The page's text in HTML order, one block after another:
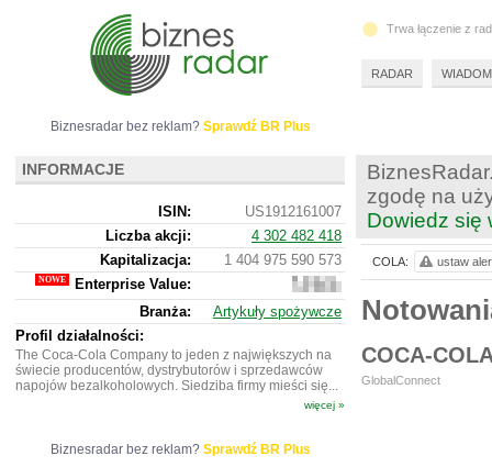
zgodę na
Dowiedz się
COCA-
GlobalConnect
COLA: ustaw
Biznesradar bez reklam? Sprawdź BR Plus
INFORMACJE
ISIN:
US1912161007
Liczba akcji:
4 302 482 418
Kapitalizacja:
1 404 975 590 573
Enterprise Value:
1
529
604
373
Branża:
Artykuły spożywcze
Profil działalności:
The Coca-Cola Company to jeden z największych na
świecie producentów, dystrybutorów i sprzedawców
napojów bezalkoholowych. Siedziba firmy mieści się...
więcej »
Biznesradar bez reklam? Sprawdź BR Plus
Trwa łączenie z
RADAR